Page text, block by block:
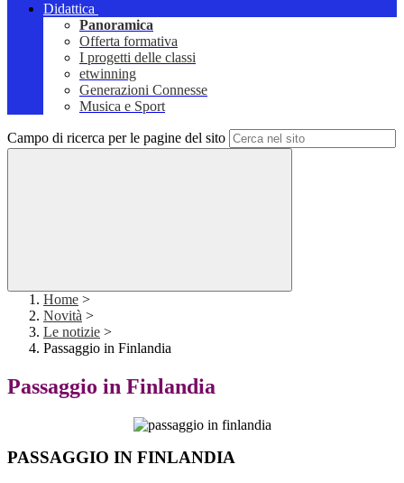
Didattica
Panoramica
Offerta formativa
I progetti delle classi
etwinning
Generazioni Connesse
Musica e Sport
Campo di ricerca per le pagine del sito
Home >
Novità >
Le notizie >
Passaggio in Finlandia
Passaggio in Finlandia
PASSAGGIO IN FINLANDIA